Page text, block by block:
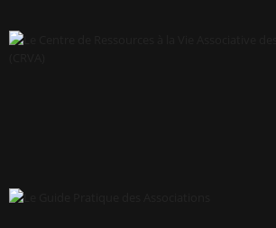
LA LIGUE 44 | FAL 44
LE CENTRE DE RESSOURCES À LA VIE